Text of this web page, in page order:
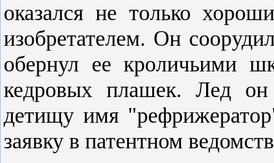
оказался не только
изобретателем. Он
обернул ее кроличьими
кедровых плашек. Лед
детищу имя
заявку в патентном